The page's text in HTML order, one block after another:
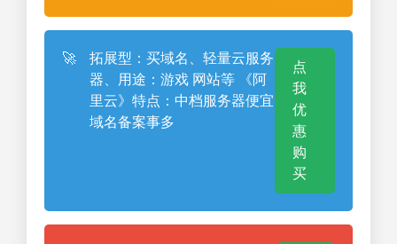
🚀
拓展型：买域名、轻量云服务
器、用途：游戏 网站等 《阿
里云》特点：中档服务器便宜
域名备案事多
点
我
优
惠
购
买